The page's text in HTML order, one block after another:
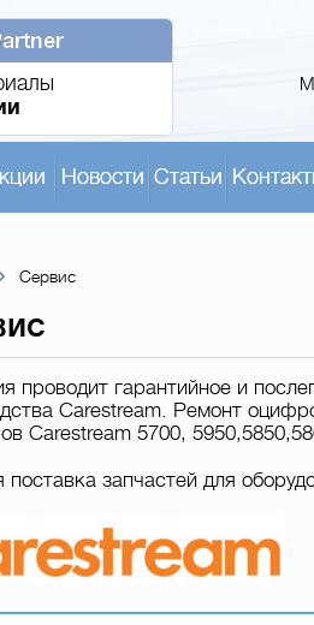
Новости Статьи
Сервис
проводит гарантийное и
Carestream. Ремонт
Carestream 5700,
поставка запчастей для